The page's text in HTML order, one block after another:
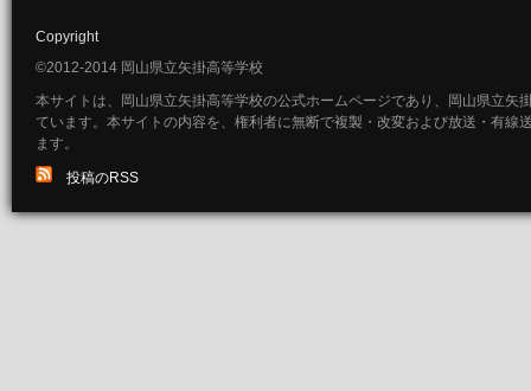
Copyright
©2012-2014 岡山県立矢掛高等学校
本サイトは、岡山県立矢掛高等学校の公式ホームページであり、岡山県立矢
ています。本サイトの内容を、権利者に無断で複製・改変および放送・有線
ます。
投稿のRSS